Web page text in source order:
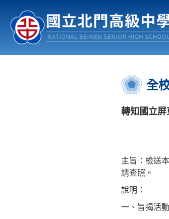
認識北中 行事曆
:::
全
轉知國立
主旨：檢送
請查照。
說明：
一、旨揭活